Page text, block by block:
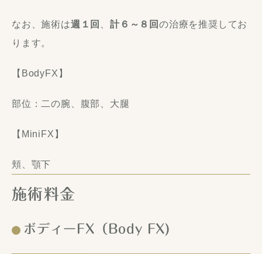
なお、施術は週１回 、計６～８回の治療を推奨してお
ります。
【BodyFX】
部位：二の腕、腹部、大腿
【MiniFX】
頬、顎下
施術料金
ボディーFX（Body FX)